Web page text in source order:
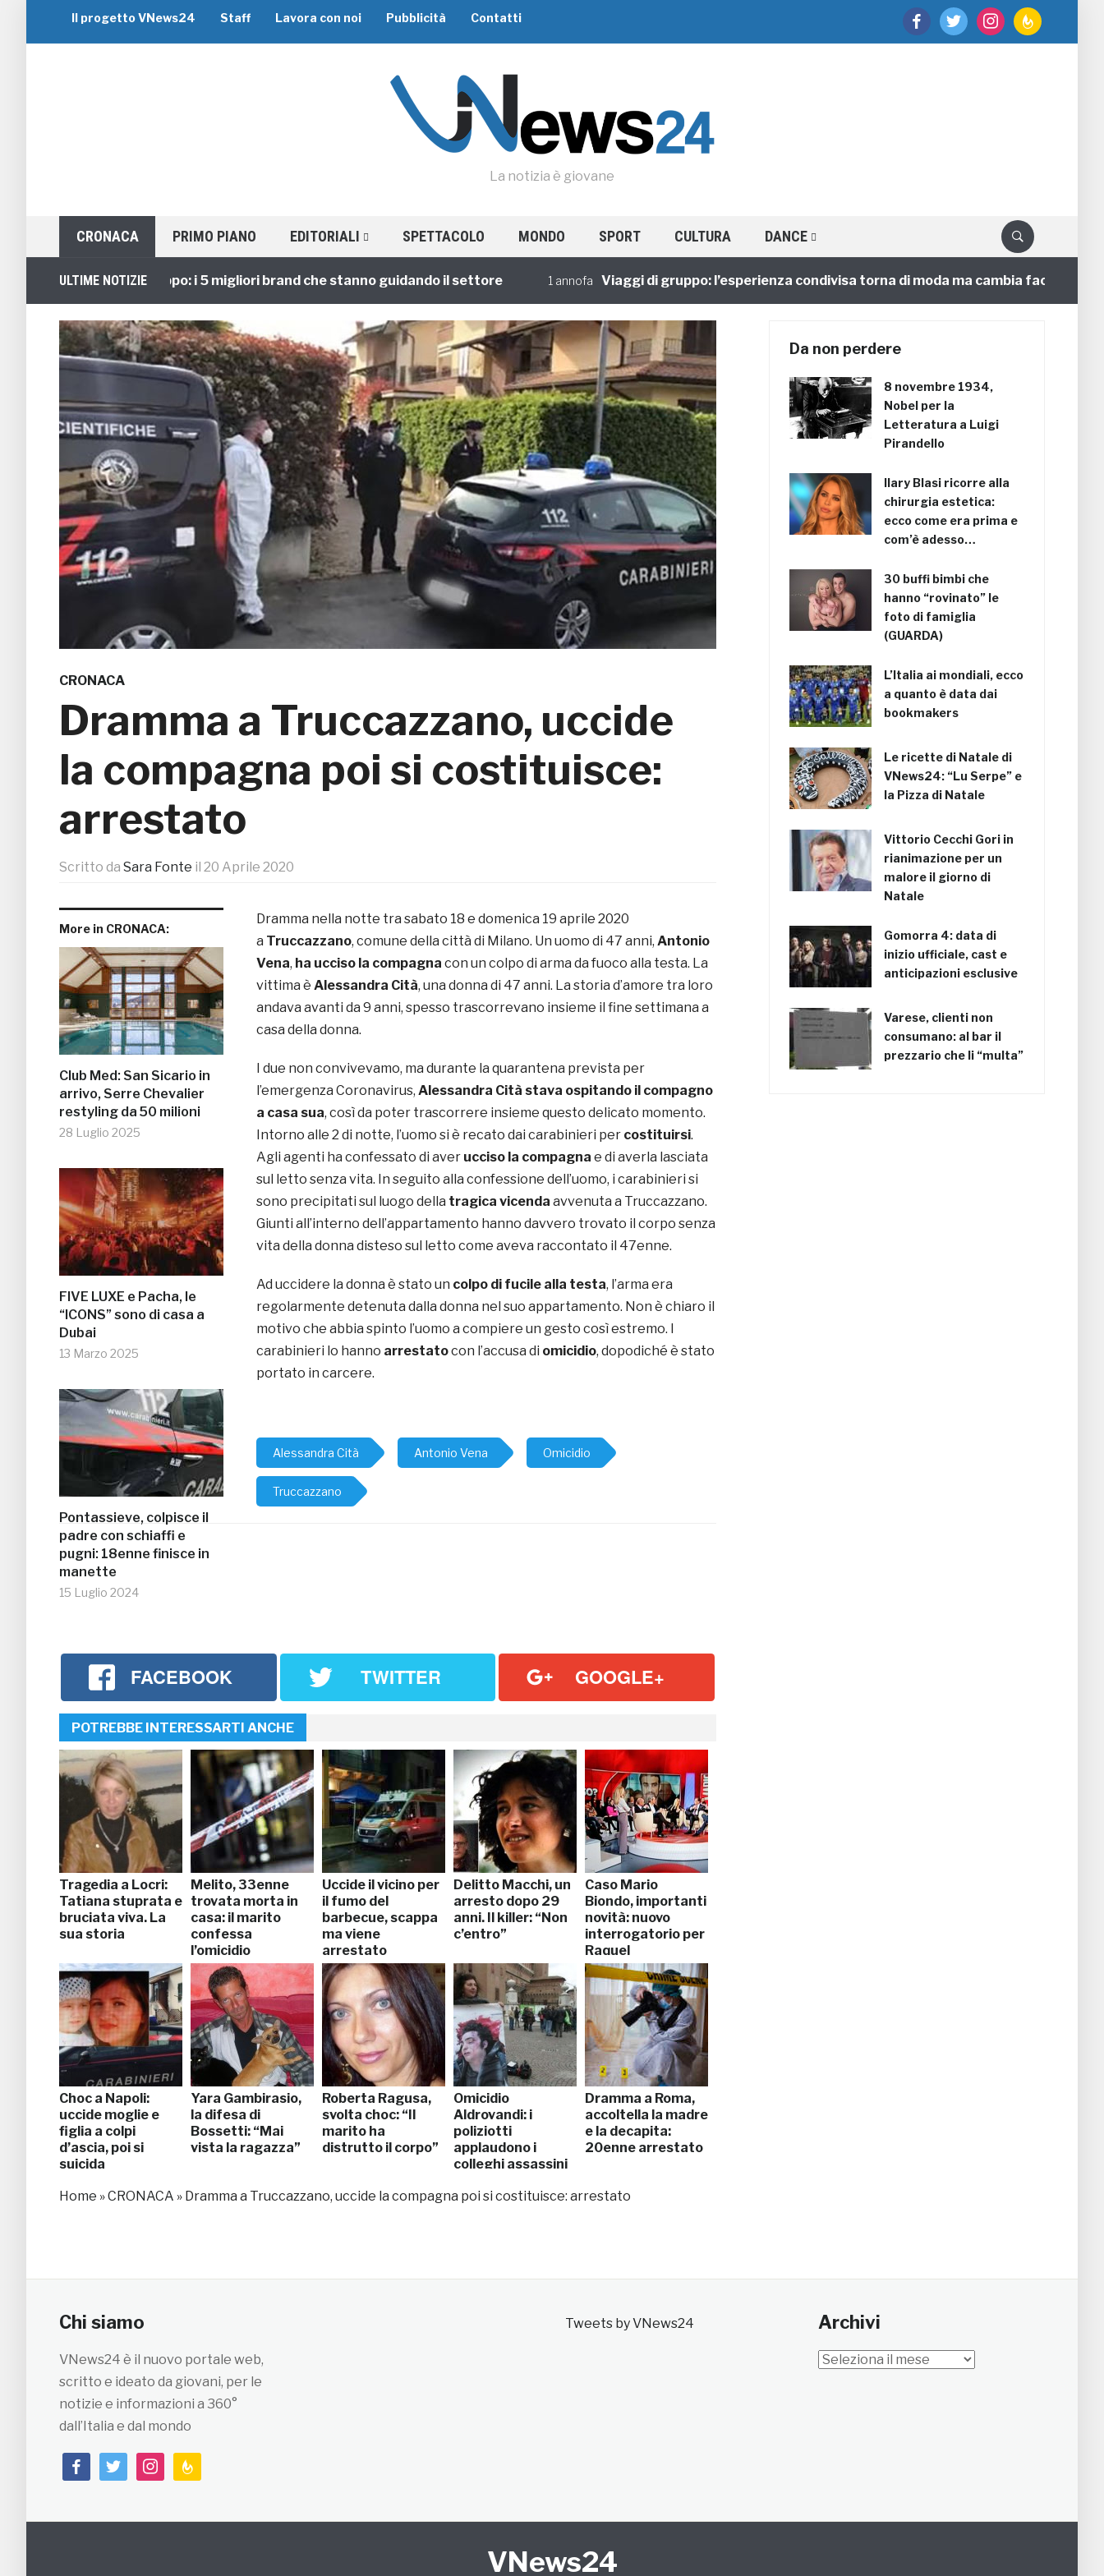
facebooktwitter instagramfeedburner
Il progetto VNews24 Staff Lavora con noi Pubblicità Contatti
La notizia è giovane
CRONACA PRIMO PIANO EDITORIALI SPETTACOLO MONDO SPORT CULTURA DANCE
ULTIME NOTIZIE
Viaggi di Gruppo: i 5 migliori brand che stanno guidando il settore 1 annofa Viaggi di gruppo: l’esperienza condivisa torna di moda ma cambia faccia
CRONACA
Dramma a Truccazzano, uccide
la compagna poi si costituisce:
arrestato
Scritto da Sara Fonte il 20 Aprile 2020
More in CRONACA:
Club Med: San Sicario in
arrivo, Serre Chevalier
restyling da 50 milioni
28 Luglio 2025
FIVE LUXE e Pacha, le
“ICONS” sono di casa a
Dubai
13 Marzo 2025
Pontassieve, colpisce il
padre con schiaffi e
pugni: 18enne finisce in
manette
15 Luglio 2024
Dramma nella notte tra sabato 18 e domenica 19 aprile 2020
a Truccazzano, comune della città di Milano. Un uomo di 47 anni, Antonio
Vena, ha ucciso la compagna con un colpo di arma da fuoco alla testa. La
vittima è Alessandra Cità, una donna di 47 anni. La storia d’amore tra loro
andava avanti da 9 anni, spesso trascorrevano insieme il fine settimana a
casa della donna.
I due non convivevamo, ma durante la quarantena prevista per
l’emergenza Coronavirus, Alessandra Cità stava ospitando il compagno
a casa sua, così da poter trascorrere insieme questo delicato momento.
Intorno alle 2 di notte, l’uomo si è recato dai carabinieri per costituirsi.
Agli agenti ha confessato di aver ucciso la compagna e di averla lasciata
sul letto senza vita. In seguito alla confessione dell’uomo, i carabinieri si
sono precipitati sul luogo della tragica vicenda avvenuta a Truccazzano.
Giunti all’interno dell’appartamento hanno davvero trovato il corpo senza
vita della donna disteso sul letto come aveva raccontato il 47enne.
Ad uccidere la donna è stato un colpo di fucile alla testa, l’arma era
regolarmente detenuta dalla donna nel suo appartamento. Non è chiaro il
motivo che abbia spinto l’uomo a compiere un gesto così estremo. I
carabinieri lo hanno arrestatocon l’accusa di omicidio, dopodiché è stato
portato in carcere.
Alessandra Cità Antonio Vena Omicidio
Truccazzano
FACEBOOK TWITTER GOOGLE+
POTREBBE INTERESSARTI ANCHE
Tragedia a Locri:
Tatiana stuprata e
bruciata viva. La
sua storia
Melito, 33enne
trovata morta in
casa: il marito
confessa
l’omicidio
Uccide il vicino per
il fumo del
barbecue, scappa
ma viene
arrestato
Delitto Macchi, un
arresto dopo 29
anni. Il killer: “Non
c’entro”
Caso Mario
Biondo, importanti
novità: nuovo
interrogatorio per
Raquel
Choc a Napoli:
uccide moglie e
figlia a colpi
d’ascia, poi si
suicida
Yara Gambirasio,
la difesa di
Bossetti: “Mai
vista la ragazza”
Roberta Ragusa,
svolta choc: “Il
marito ha
distrutto il corpo”
Omicidio
Aldrovandi: i
poliziotti
applaudono i
colleghi assassini
Dramma a Roma,
accoltella la madre
e la decapita:
20enne arrestato
Home »CRONACA » Dramma a Truccazzano, uccide la compagna poi si costituisce: arrestato
Da non perdere
8 novembre 1934,
Nobel per la
Letteratura a Luigi
Pirandello
Ilary Blasi ricorre alla
chirurgia estetica:
ecco come era prima e
com’è adesso…
30 buffi bimbi che
hanno “rovinato” le
foto di famiglia
(GUARDA)
L’Italia ai mondiali, ecco
a quanto è data dai
bookmakers
Le ricette di Natale di
VNews24: “Lu Serpe” e
la Pizza di Natale
Vittorio Cecchi Gori in
rianimazione per un
malore il giorno di
Natale
Gomorra 4: data di
inizio ufficiale, cast e
anticipazioni esclusive
Varese, clienti non
consumano: al bar il
prezzario che li “multa”
Chi siamo
VNews24 è il nuovo portale web,
scritto e ideato da giovani, per le
notizie e informazioni a 360°
dall’Italia e dal mondo
facebooktwitterinstagramfeedburner
Tweets by VNews24 Archivi
Archivi
VNews24